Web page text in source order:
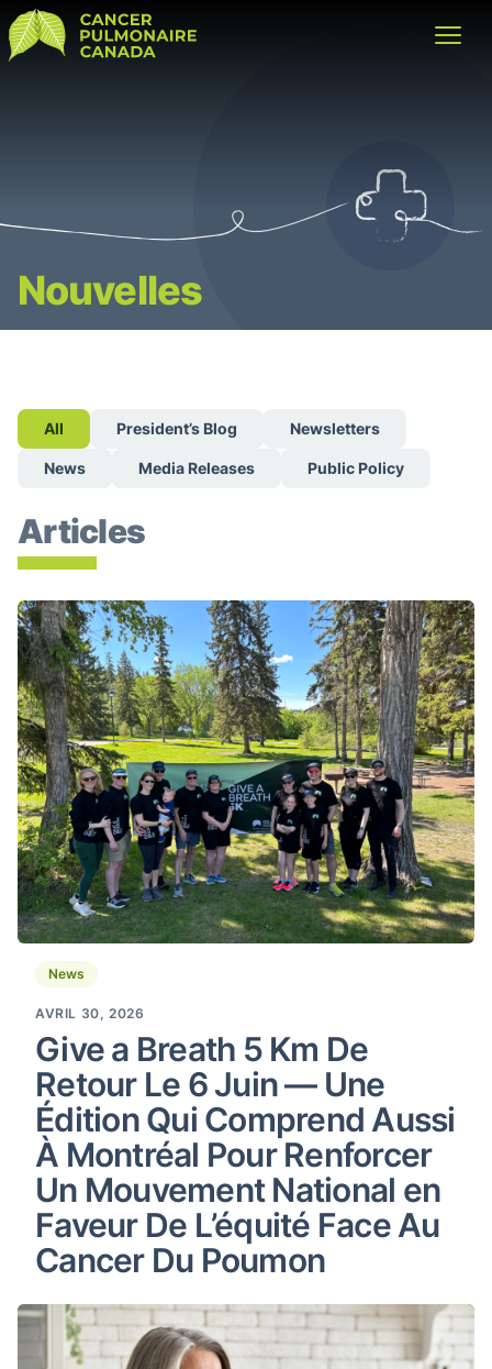
Cancer Pulmonaire Canada
Nouvelles
All President’s Blog Newsletters
News Media Releases Public Policy
Articles
Give a Breath 5 Km De Retour Le 6 Juin — Une Édition
News
AVRIL 30, 2026
Give a Breath 5 Km De
Retour Le 6 Juin — Une
Édition Qui Comprend Aussi
À Montréal Pour Renforcer
Un Mouvement National en
Faveur De L’équité Face Au
Cancer Du Poumon
Réclamations canadiennes relatives au tabac :